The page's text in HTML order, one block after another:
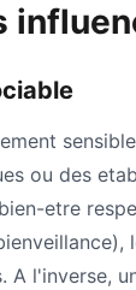
ou des
etre
l'inverse,